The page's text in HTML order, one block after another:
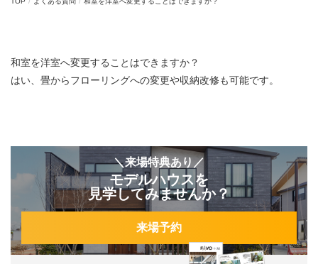
和室を洋室へ変更することはできますか？
はい、畳からフローリングへの変更や収納改修も可能です。
＼来場特典あり／
モデルハウスを
見学してみませんか？
来場予約